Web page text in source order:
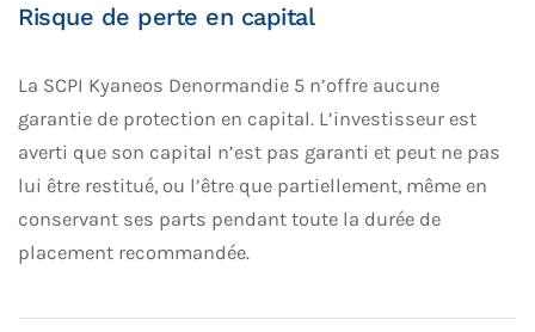
Risque de perte en capital
La SCPI Kyaneos Denormandie 5 n’offre aucune
garantie de protection en capital. L’investisseur est
averti que son capital n’est pas garanti et peut ne pas
lui être restitué, ou l’être que partiellement, même en
conservant ses parts pendant toute la durée de
placement recommandée.